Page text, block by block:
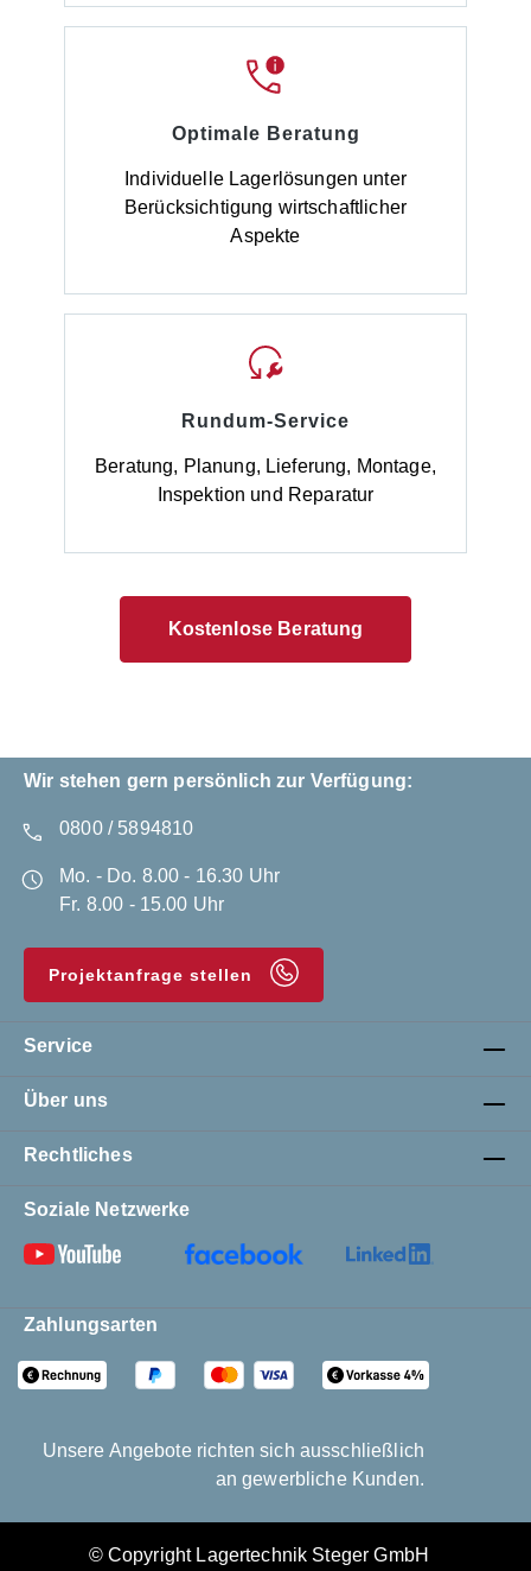
Optimale Beratung
Individuelle Lagerlösungen unter
Berücksichtigung wirtschaftlicher
Aspekte
Rundum-Service
Beratung, Planung, Lieferung, Montage,
Inspektion und Reparatur
Kostenlose Beratung
Wir stehen gern persönlich zur Verfügung:
0800 / 5894810
Mo. - Do. 8.00 - 16.30 Uhr
Fr. 8.00 - 15.00 Uhr
Projektanfrage stellen
Service
Über uns
Rechtliches
Soziale Netzwerke
Zahlungsarten
Unsere Angebote richten sich ausschließlich
an gewerbliche Kunden.
© Copyright Lagertechnik Steger GmbH